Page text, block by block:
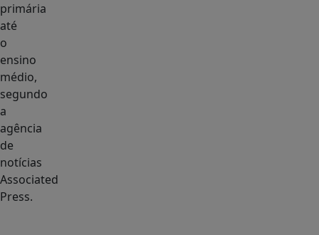
primária
até
o
ensino
médio,
segundo
a
agência
de
notícias
Associated
Press.